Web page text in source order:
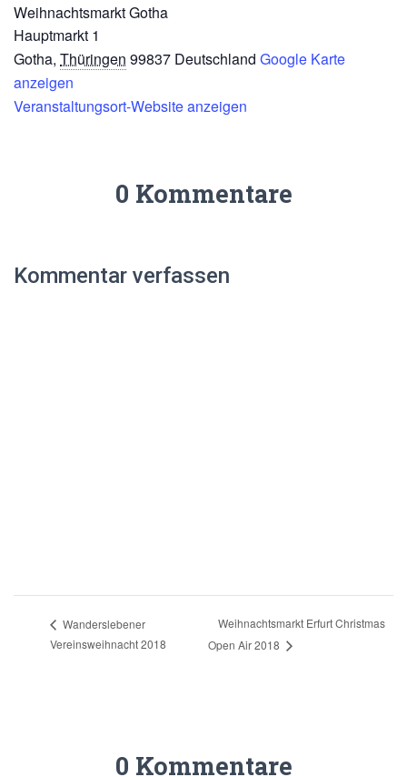
Weihnachtsmarkt Gotha
Hauptmarkt 1
Gotha, Thüringen 99837 Deutschland Google Karte
anzeigen
Veranstaltungsort-Website anzeigen
0 Kommentare
Kommentar verfassen
Wanderslebener
Vereinsweihnacht 2018
Weihnachtsmarkt Erfurt Christmas
Open Air 2018
0 Kommentare